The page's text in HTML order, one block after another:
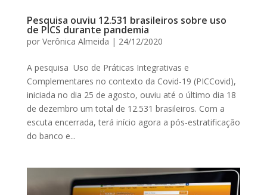
Pesquisa ouviu 12.531 brasileiros sobre uso
de PICS durante pandemia
por Verônica Almeida | 24/12/2020
A pesquisa Uso de Práticas Integrativas e
Complementares no contexto da Covid-19 (PICCovid),
iniciada no dia 25 de agosto, ouviu até o último dia 18
de dezembro um total de 12.531 brasileiros. Com a
escuta encerrada, terá início agora a pós-estratificação
do banco e...